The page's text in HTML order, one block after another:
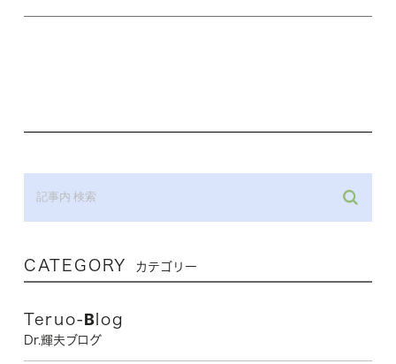
CATEGORY カテゴリー
Teruo-Blog
Dr.輝夫ブログ